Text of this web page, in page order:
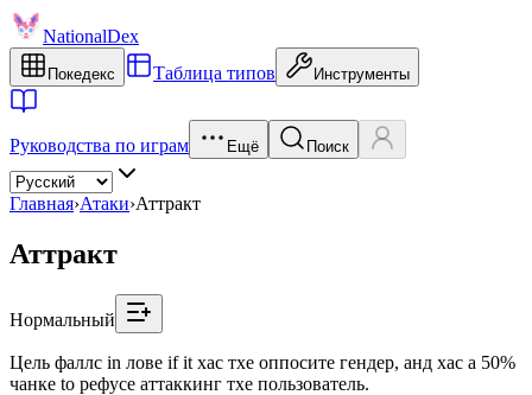
NationalDex
Покедекс Таблица типов Инструменты
Руководства по играм Ещё Поиск
Главная›Атаки›Аттракт
Аттракт
Нормальный
Цель фаллс in лове if it хас тхе оппосите гендер, анд хас a 50%
чанке to рефусе аттаккинг тхе пользователь.